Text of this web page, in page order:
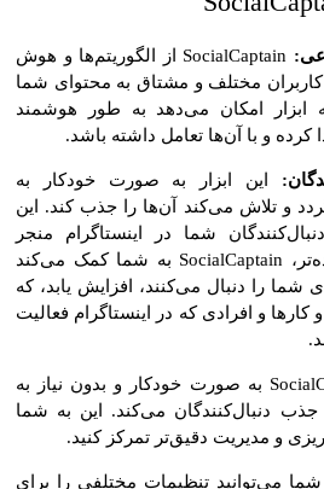
SocialCaptain از الگوریتم‌ها و هوش
مختلف و مشتاق به محتوای شما
ابزار امکان می‌دهد به طور هوشمند
کرده و با آن‌ها تعامل داشته باشد.
این ابزار به صورت خودکار به
و تلاش می‌کند آن‌ها را جذب کند. این
شما در اینستاگرام منجر
می‌شود. به عبارت ساده‌تر، SocialCaptain به شما کمک می‌کند
شما را دنبال می‌کنند، افزایش یابد، که
و افرادی که در اینستاگرام فعالیت
SocialCaptain به صورت خودکار و بدون نیاز به
جذب دنبال‌کنندگان می‌کند. این به شما
و مدیریت دقیق‌تر تمرکز کنید.
شما می‌توانید تنظیمات مختلفی را برای